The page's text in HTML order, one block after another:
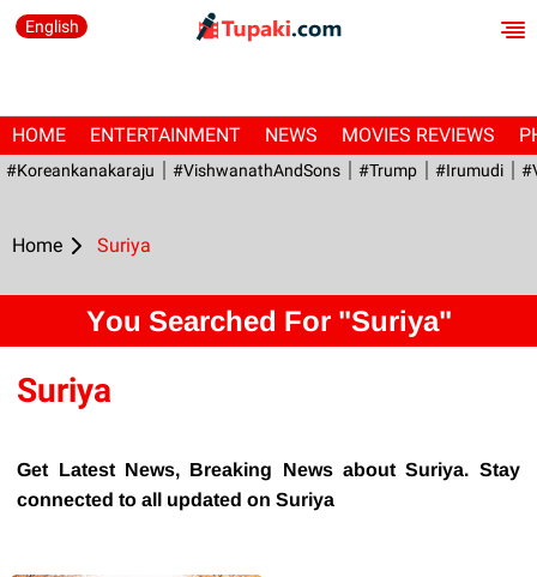
English
HOME ENTERTAINMENT NEWS MOVIES REVIEWS
#Koreankanakaraju #VishwanathAndSons #Trump #irumudi
Home Suriya
You Searched For "Suriya"
Suriya
Get Latest News, Breaking News about Suriya. Stay
connected to all updated on Suriya